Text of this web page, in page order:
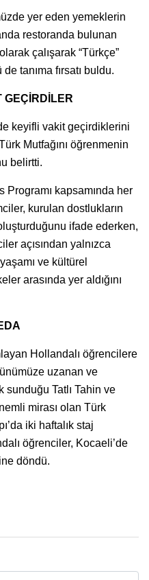
yer eden yemeklerin
restoranda bulunan
çalışarak “Türkçe”
tanıma fırsatı buldu.
GEÇİRDİLER
keyifli vakit geçirdiklerini
Mutfağını öğrenmenin
belirtti.
Programı kapsamında her
kurulan dostlukların
ifade ederken,
açısından yalnızca
ve kültürel
arasında yer aldığını
Hollandalı öğrencilere
uzanan ve
sunduğu Tatlı Tahin ve
mirası olan Türk
iki haftalık staj
öğrenciler, Kocaeli’de
döndü.